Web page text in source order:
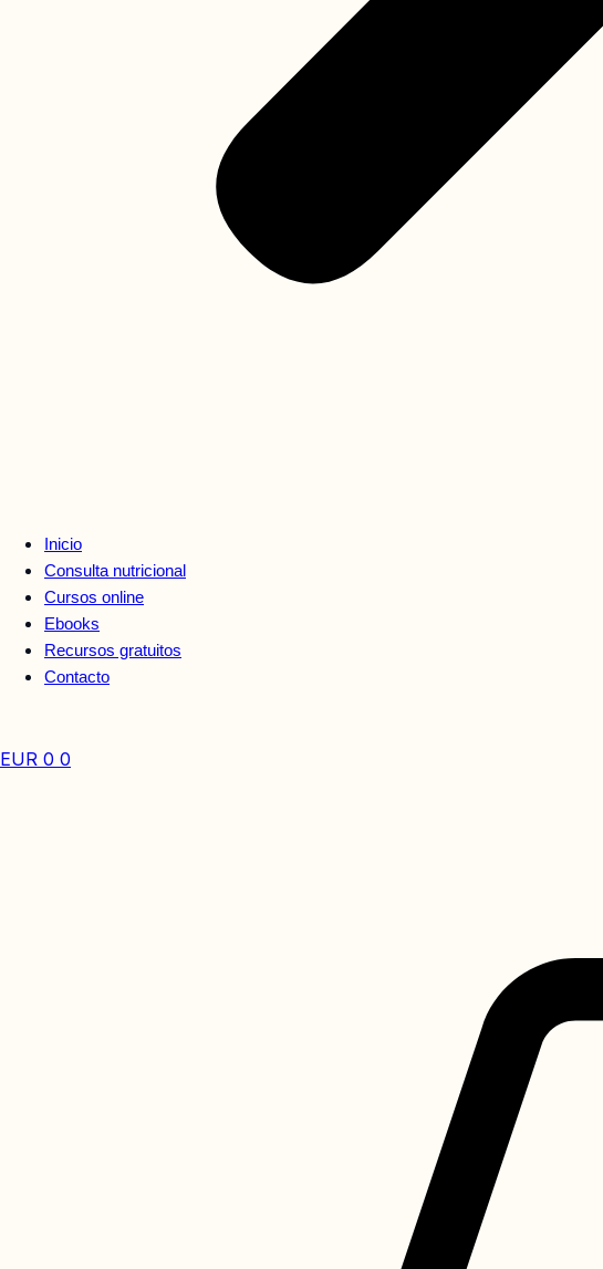
Inicio
Consulta nutricional
Cursos online
Ebooks
Recursos gratuitos
Contacto
EUR 0 0